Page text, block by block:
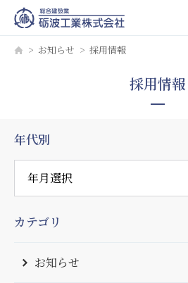
お知らせ 採用情報
採用情報
年代別
カテゴリ
お知らせ